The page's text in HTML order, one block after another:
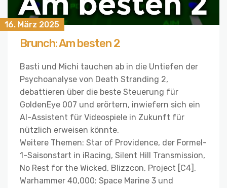
16. März 2025
Brunch: Am besten 2
Basti und Michi tauchen ab in die Untiefen der
Psychoanalyse von Death Stranding 2,
debattieren über die beste Steuerung für
GoldenEye 007 und erörtern, inwiefern sich ein
AI-Assistent für Videospiele in Zukunft für
nützlich erweisen könnte.
Weitere Themen: Star of Providence, der Formel-
1-Saisonstart in iRacing, Silent Hill Transmission,
No Rest for the Wicked, Blizzcon, Project [C4],
Warhammer 40,000: Space Marine 3 und